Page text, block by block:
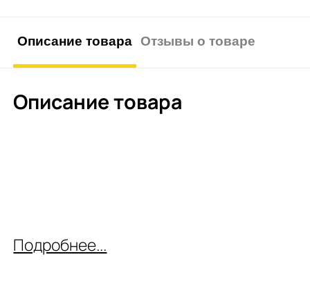
Описание товара Отзывы о товаре
Описание товара
Подробнее...